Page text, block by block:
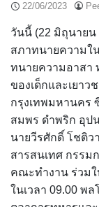
22/06/2023
วันนี้ (22 มิถุนายน
สภาทนายความใ
ทนายความอาสา
ของเด็กและเยา
กรุงเทพมหานคร
สมพร ดำพริก อุป
นายวีรศักดิ์ โชติว
สารสนเทศ กรรม
คณะทำงาน ร่วมใ
ในเวลา 09.00 พ